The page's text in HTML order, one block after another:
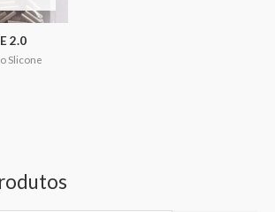
2.0
Slicone